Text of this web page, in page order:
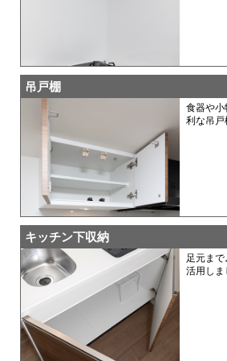
吊戸棚
食器や小
利な吊戸
キッチン下収納
足元ま
活用しま